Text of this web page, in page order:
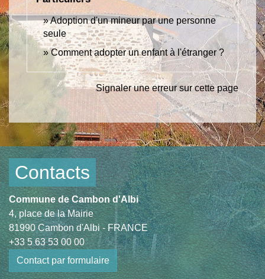
Adoption d'un mineur par une personne
seule
Comment adopter un enfant à l'étranger ?
Signaler une erreur sur cette page
Contacts
Commune de Cambon d'Albi
4, place de la Mairie
81990 Cambon d'Albi - FRANCE
+33 5 63 53 00 00
Contact par formulaire